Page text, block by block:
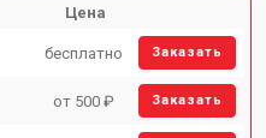
Цена
бесплатно Заказать
от 500 ₽ Заказать